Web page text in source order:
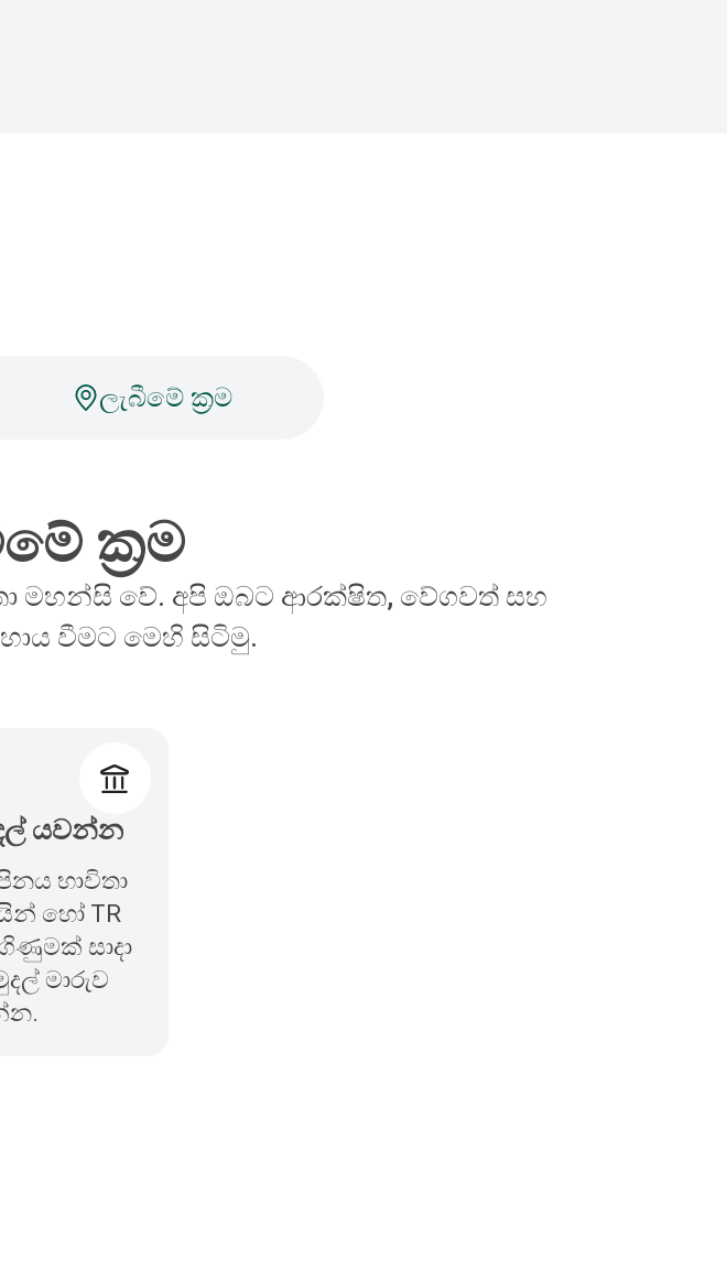
ලැබීමේ ක්‍රම
ක්‍රම
වේ. අපි ඔබට ආරක්ෂිත, වේගවත් සහ
වීමට මෙහි සිටිමු.
යවන්න
භාවිතා
හෝ TR
සාදා
මාරුව